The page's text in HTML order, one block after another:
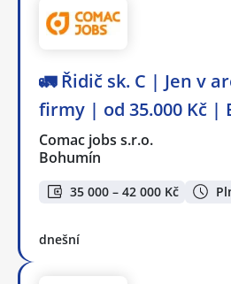
🚛 Řidič sk. C | Jen v
firmy | od 35.000 Kč |
Comac jobs s.r.o.
Bohumín
35 000 – 42 000 Kč
dnešní